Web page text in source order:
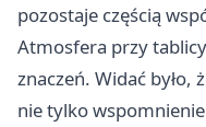
pozostaje częścią
Atmosfera przy
znaczeń. Widać było,
nie tylko